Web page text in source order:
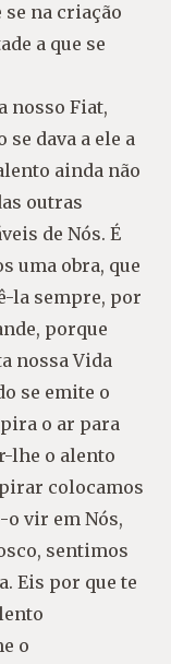
na criação
a que se
nosso Fiat,
dava a ele a
ainda não
outras
de Nós. É
uma obra, que
la sempre, por
porque
nossa Vida
se emite o
o ar para
lhe o alento
colocamos
o vir em Nós,
sentimos
Eis por que te
o